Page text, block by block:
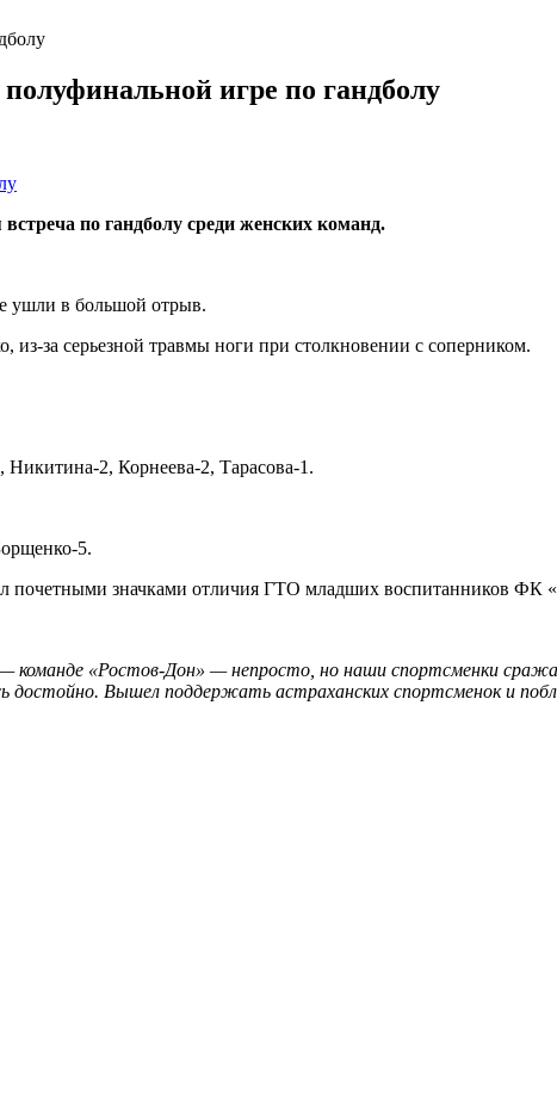
игре по гандболу
по гандболу среди женских команд.
ушли в большой отрыв.
за серьезной травмы ноги при столкновении с соперником.
2, Корнеева-2, Тарасова-1.
5.
почетными значками отличия ГТО младших воспитанников ФК
«Ростов-Дон» — непросто, но наши спортсменки
Вышел поддержать астраханских спортсменок и